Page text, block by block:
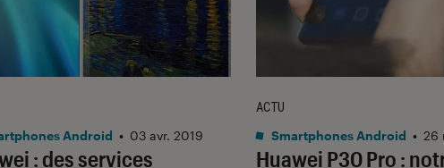
: des services
Android • 03 avr. 2019
Huawei P30 Pro :
ACTU
Smartphones Android • 26